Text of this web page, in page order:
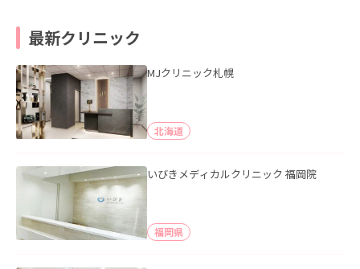
最新クリニック
MJクリニック札幌
北海道
いびきメディカルクリニック 福岡院
福岡県